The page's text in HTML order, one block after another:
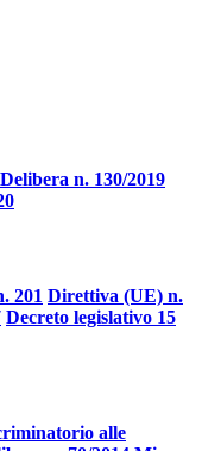
Delibera n. 130/2019
201 Direttiva (UE) n.
Decreto legislativo 15
alle